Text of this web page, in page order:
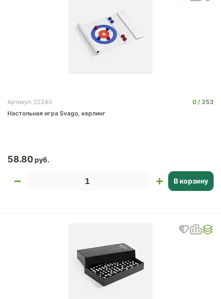
Артикул: 22340 0
253
Настольная игра Svago, керлинг
58.80
В корзину